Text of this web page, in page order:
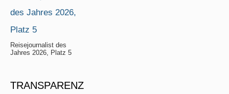
Reisejournalist des
Jahres 2026, Platz 5
TRANSPARENZ